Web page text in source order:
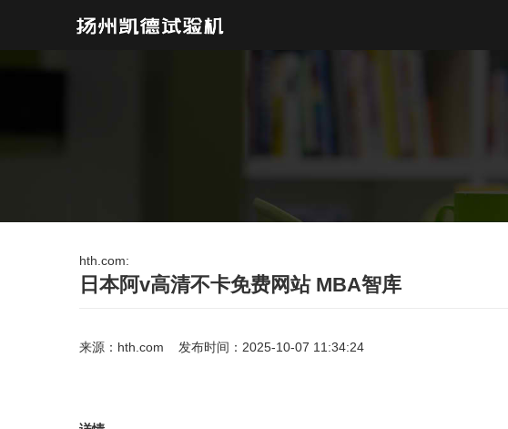
hth.com:
日本阿v高清不卡免费网站 MBA智库
来源： hth.com 发布时间：2025-10-07 11:34:24